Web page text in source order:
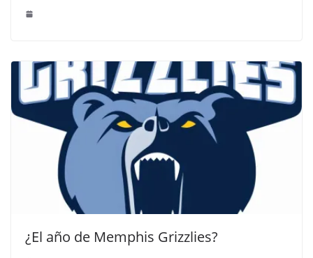
¿El año de Memphis Grizzlies?